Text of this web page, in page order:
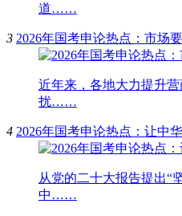
道……
3 2026年国考申论热点：市场
近年来，各地大力提升
扰……
4 2026年国考申论热点：让中
从党的二十大报告提出“
中……